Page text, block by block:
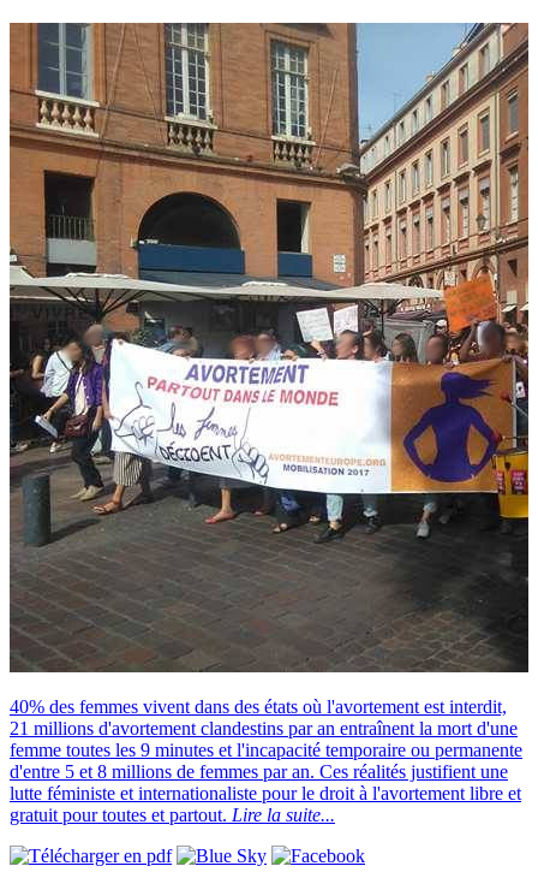
40% des femmes vivent dans des états où l'avortement est interdit,
21 millions d'avortement clandestins par an entraînent la mort d'une
femme toutes les 9 minutes et l'incapacité temporaire ou permanente
d'entre 5 et 8 millions de femmes par an. Ces réalités justifient une
lutte féministe et internationaliste pour le droit à l'avortement libre et
gratuit pour toutes et partout. Lire la suite...